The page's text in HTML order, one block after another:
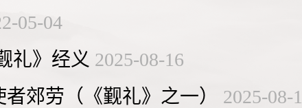
05-04
礼》经义 2025-08-16
郊劳（《觐礼》之一）
2025-08-